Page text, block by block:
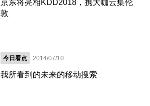
京东将亮相KDD2018，携大咖云集伦
敦
今日看点 2014/07/10
我所看到的未来的移动搜索